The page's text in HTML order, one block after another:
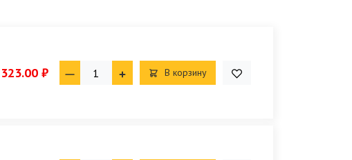
323.00 ₽ В корзину